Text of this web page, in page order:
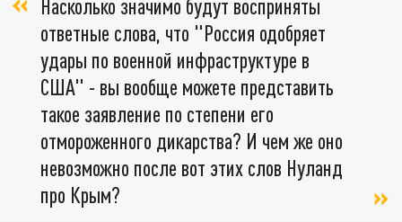
Насколько значимо будут восприняты
ответные слова, что "Россия одобряет
удары по военной инфраструктуре в
США" - вы вообще можете представить
такое заявление по степени его
отмороженного дикарства? И чем же оно
невозможно после вот этих слов Нуланд
про Крым?